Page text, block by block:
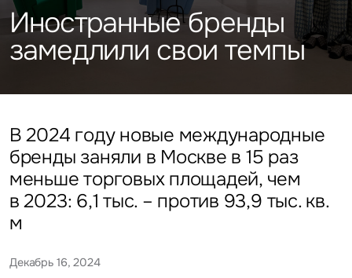
Стратегический консалтинг
Исследования и аналитика
Оценка
Каталог объектов
Эксклюзивы
О нас
Новости
Карьера
Иностранные бренды
замедлили свои темпы
В 2024 году новые международные
бренды заняли в Москве в 15 раз
меньше торговых площадей, чем
в 2023: 6,1 тыс. – против 93,9 тыс. кв.
м
Декабрь 16, 2024
Офисы
Стрит-ритейл
Отели
Подписаться
Нажимая на кнопку
«Отправить», вы даете свое
персональных данных
Это обязательное поле
Отправить
данныхАлматы
Брокеридж
Стратегический консалтинг
Оценка
Это обязательное поле
Отправить
персональных данных